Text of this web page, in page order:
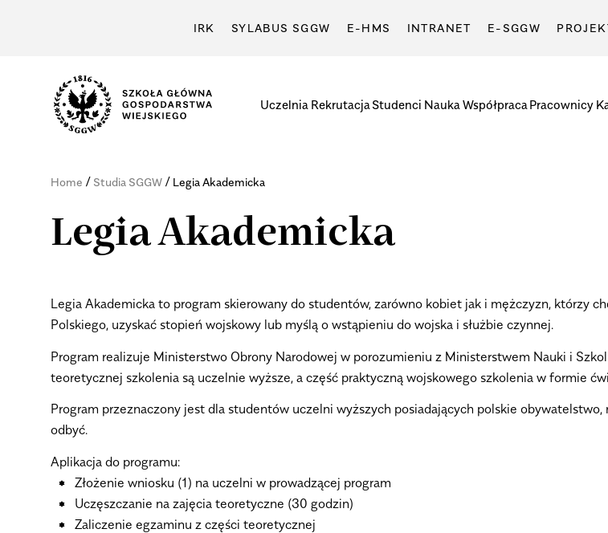
IRK SYLABUS SGGW E-HMS INTRANET E-SGGW
Uczelnia Rekrutacja Studenci Nauka Współpraca Pracownicy
Home / Studia SGGW/ Legia Akademicka
Legia Akademicka
Legia Akademicka to program skierowany do studentów, zarówno kobiet jak i mężczyzn, którzy
Polskiego, uzyskać stopień wojskowy lub myślą o wstąpieniu do wojska i służbie czynnej.
Program realizuje Ministerstwo Obrony Narodowej w porozumieniu z Ministerstwem Nauki i
teoretycznej szkolenia są uczelnie wyższe, a część praktyczną wojskowego szkolenia w formie
Program przeznaczony jest dla studentów uczelni wyższych posiadających polskie
odbyć.
Aplikacja do programu:
Złożenie wniosku (1) na uczelni w prowadzącej program
Uczęszczanie na zajęcia teoretyczne (30 godzin)
Zaliczenie egzaminu z części teoretycznej